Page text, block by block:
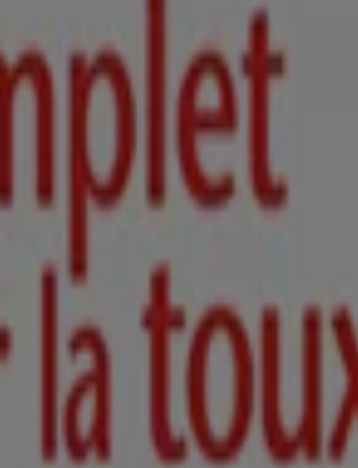
contre le rhume et la toux
la maladie de Parkinson) ni dans les 2